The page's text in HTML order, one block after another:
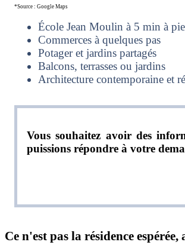
*Source : Google Maps
École Jean Moulin à 5 min à
Commerces à quelques pas
Potager et jardins partagés
Balcons, terrasses ou jardins
Architecture contemporaine et
Vous souhaitez avoir des
puissions répondre à votre
Ce n'est pas la résidence